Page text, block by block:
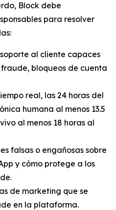
Block debe
para resolver
al cliente capaces
bloqueos de cuenta
real, las 24 horas del
humana al menos 13.5
al menos 18 horas al
falsas o engañosas sobre
y cómo protege a los
de marketing que se
en la plataforma.